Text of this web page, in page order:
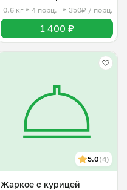
беконе
0.6 кг ≈ 4 порц. ≈ 350₽ / порц.
1 400 ₽
5.0(4)
Жаркое с курицей